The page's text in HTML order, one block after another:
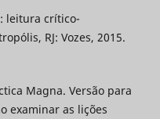
leitura crítico-
RJ: Vozes, 2015.
Magna. Versão para
examinar as lições